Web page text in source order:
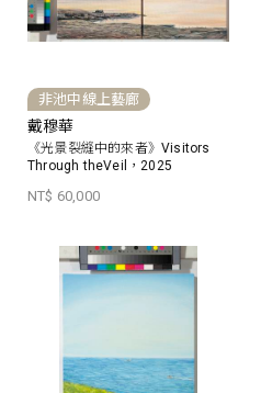
非池中線上藝廊
戴穆華
《光景裂縫中的來者》Visitors
Through theVeil，2025
NT$ 60,000